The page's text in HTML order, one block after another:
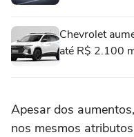
Chevrolet
até R$ 2.100
Apesar dos
nos mesmos